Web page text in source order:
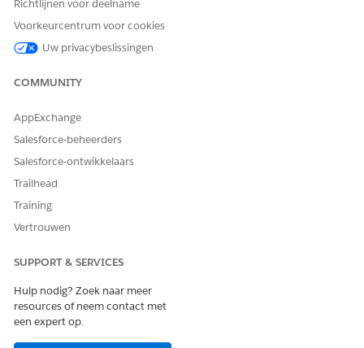
HEEFT DIT ARTIKEL UW PROBLEEM OPGELOST?
Laat ons weten wat we kunnen doen om te verbeteren!
Richtlijnen voor deelname
Voorkeurcentrum voor cookies
Uw privacybeslissingen
COMMUNITY
AppExchange
Salesforce-beheerders
Salesforce-ontwikkelaars
Trailhead
Training
Vertrouwen
SUPPORT & SERVICES
Hulp nodig? Zoek naar meer
resources of neem contact met
een expert op.